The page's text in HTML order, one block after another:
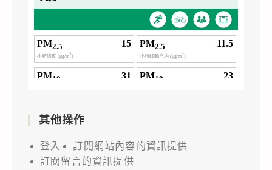
其他操作
登入
訂閱網站內容的資訊提供
訂閱留言的資訊提供